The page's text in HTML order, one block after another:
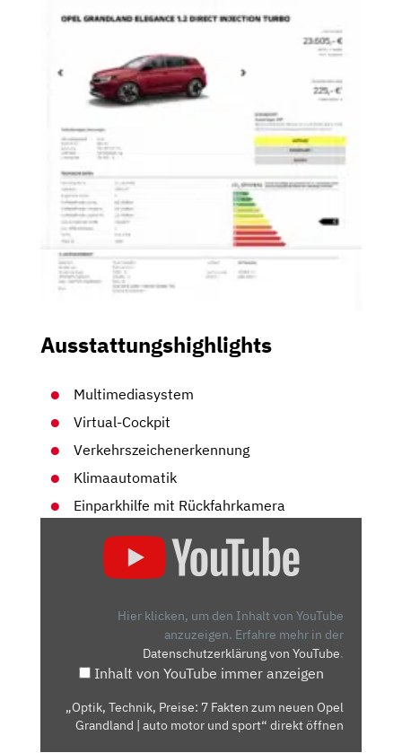
Ausstattungshighlights
Multimediasystem
Virtual-Cockpit
Verkehrszeichenerkennung
Klimaautomatik
Einparkhilfe mit Rückfahrkamera
TECHNIK,
GRANDLAND
Hier klicken, um den Inhalt von YouTube
anzuzeigen. Erfahre mehr in der
Datenschutzerklärung von YouTube.
Inhalt von YouTube immer anzeigen
„Optik, Technik, Preise: 7 Fakten zum neuen Opel
Grandland | auto motor und sport“ direkt öffnen